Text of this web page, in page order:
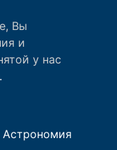
Вы
и
у нас
Астрономия